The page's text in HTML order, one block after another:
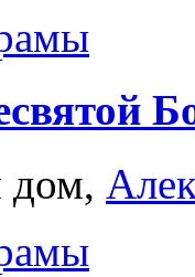
дом,